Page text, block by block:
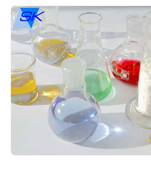
Lohnabfüllung Flüssigprodukte in Kanister bis 30ltr
Lohnabfüllung Gefahrgut in Flaschen
Lohnabfüllung in Flaschen
Lohnabfüllung Kleingebinde
Lohnabfüllung Kleingebinde Feststoffe
Lohnabfüllung von Feststoffen in Beutel
Lohnabfüllung von Feststoffen in Deckelfässer
Lohnabfüllung von Feststoffen in Eimer
Lohnabfüllung von Fetten und Pasten
Lohnherstellung von chemisch-technischen Produkten
Lohnherstellung von Emulgatoren
Lohnherstellung von öligen Produkten
Lohnherstellung von Produkten auf Lösemittelbasis
Lohnherstellung von Reinigern
Lohnherstellung von Schmierstoffadditiven